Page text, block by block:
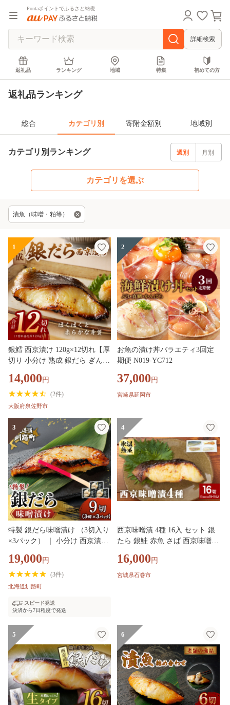
Pontaポイントでふるさと納税
詳細検索
返礼品 ランキング 地域 特集 初めての方
返礼品ランキング
総合 カテゴリ別 寄附金額別 地域別
カテゴリ別ランキング 週別 月別
カテゴリを選ぶ
漬魚（味噌・粕等）
1
銀鱈 西京漬け 120g×12切れ【厚
切り 小分け 熟成 銀だら ぎんだ
京焼き 味噌 お酒のあて 訳あり
サイズ不揃い 家計応援 切り落
とし】 G4147
14,000 円
(2件)
大阪府泉佐野市
2
お魚の漬け丼バラエティ3回定
期便 N019-YC712
37,000 円
宮崎県延岡市
3
特製 銀だら味噌漬け （3切入り
×3パック） ｜ 小分け 西京漬け
噌 による 味噌漬け 銀鱈 ギンダ
ラ ぎんだら 漬魚 味噌 味噌漬け
西京焼き 魚介人気 スピード発
店 直営 釧之助本店 せんのすけ
ぐ発送 北海道 釧路町 釧路超 特
産品
19,000 円
(3件)
北海道釧路町
スピード発送
決済から7日程度で発送
4
西京味噌漬 4種 16入 セット 銀
たら 銀鮭 赤魚 さば 西京味噌
詰め合わせ 銀鱈 銀タラ 鮭 しゃ
け 赤ウオ 鯖 サバ 魚 海鮮 魚介
16,000 円
宮城県石巻市
5 6